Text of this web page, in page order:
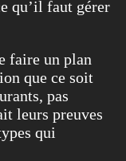
qu’il faut gérer
faire un plan
que ce soit
pas
leurs preuves
qui